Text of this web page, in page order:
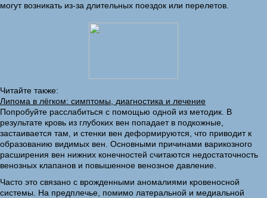
могут возникать из-за длительных поездок или перелетов.
Читайте также:
Липома в лёгком: симптомы, диагностика и лечение
Попробуйте расслабиться с помощью одной из методик. В
результате кровь из глубоких вен попадает в подкожные,
застаивается там, и стенки вен деформируются, что приводит к
образованию видимых вен. Основными причинами варикозного
расширения вен нижних конечностей считаются недостаточность
венозных клапанов и повышенное венозное давление.
Часто это связано с врожденными аномалиями кровеносной
системы. На предплечье, помимо латеральной и медиальной